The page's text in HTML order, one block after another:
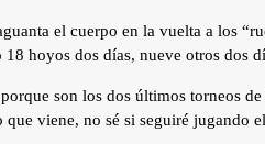
el cuerpo en la vuelta a los
hoyos dos días, nueve otros dos
son los dos últimos torneos
que viene, no sé si seguiré